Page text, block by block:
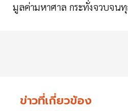
มูลค่ามหาศาล กระทั่งจวบจน
ข่าวที่เกี่ยวข้อง